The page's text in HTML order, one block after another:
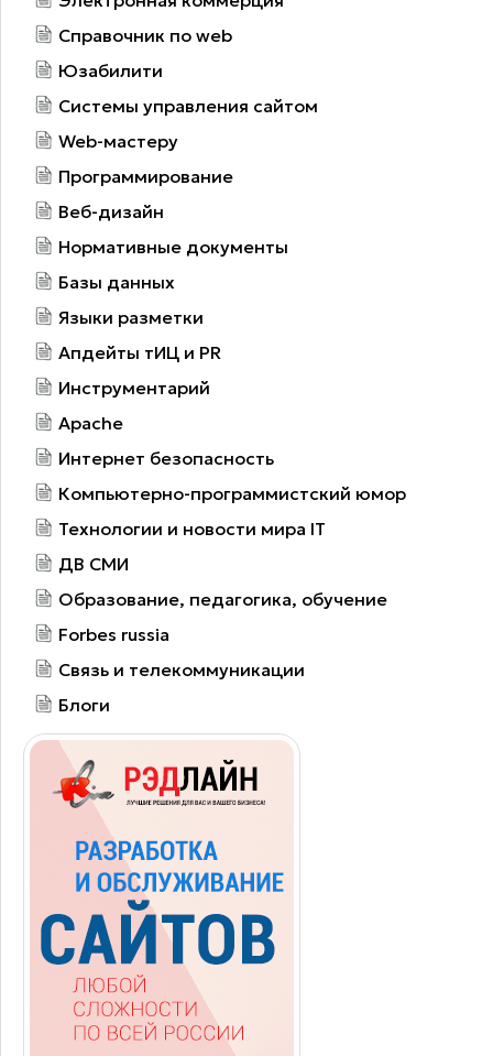
Справочник по web
Юзабилити
Системы управления сайтом
Web-мастеру
Программирование
Веб-дизайн
Нормативные документы
Базы данных
Языки разметки
Апдейты тИЦ и PR
Инструментарий
Apache
Интернет безопасность
Компьютерно-программистский юмор
Технологии и новости мира IT
ДВ СМИ
Образование, педагогика, обучение
Forbes russia
Связь и телекоммуникации
Блоги